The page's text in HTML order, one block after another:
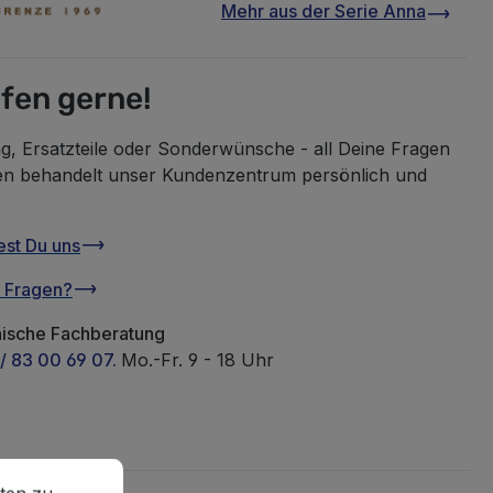
Mehr aus der Serie Anna
gerne!
Ersatzteile oder Sonderwünsche - all Deine Fragen
behandelt unser Kundenzentrum persönlich und
Du uns
Fragen?
Fachberatung
83 00 69 07. Mo.-Fr. 9 - 18 Uhr
zu können.
Mehr Informationen ...